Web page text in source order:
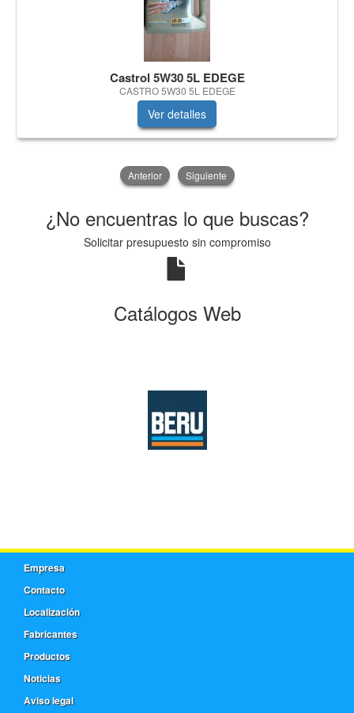
Castrol 5W30 5L EDEGE
CASTRO 5W30 5L EDEGE
Ver detalles
Anterior Siguiente
¿No encuentras lo que buscas?
Solicitar presupuesto sin compromiso
Catálogos Web
Empresa
Contacto
Localización
Fabricantes
Productos
Noticias
Aviso legal